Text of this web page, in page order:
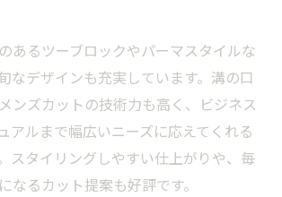
あるツーブロックやパーマスタイルな
なデザインも充実しています。溝の口
ンズカットの技術力も高く、ビジネス
アルまで幅広いニーズに応えてくれる
スタイリングしやすい仕上がりや、毎
なるカット提案も好評です。